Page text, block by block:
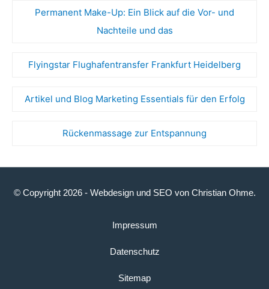
Permanent Make-Up: Ein Blick auf die Vor- und
Nachteile und das
Flyingstar Flughafentransfer Frankfurt Heidelberg
Artikel und Blog Marketing Essentials für den Erfolg
Rückenmassage zur Entspannung
© Copyright 2026 - Webdesignund SEO von Christian Ohme.
Impressum
Datenschutz
Sitemap